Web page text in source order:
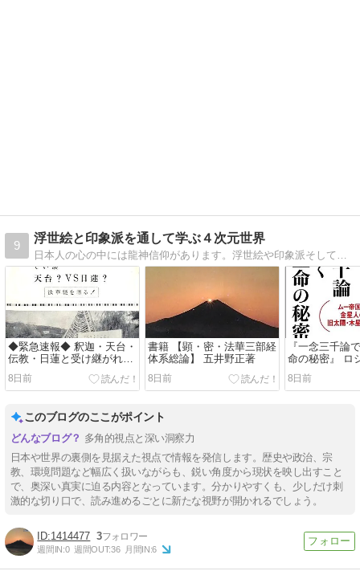
9
浮世絵と印象派を通して学ぶ４次元世界
日本人の心の中には龍神信仰があります。浮世絵や印象派そしてロシア国立芸術アカデミーの五井野正博士のファンのです。
◆緊急速報◆ 釈迦・天台・
伝教・日蓮と受け継がれた
己心の悟りを終に歴史の上
に登場させた書◆五井野正
8日前
書籍 【顕・密・法華三部経
体系総論】 五井野正著
8日前
『一念三千論
命の秘密』 ロ
ニアで【日本
れ・・・ 『天
8日前
このブログのここがポイント
多角的視点と深い洞察力
日本や世界の裏側を見据えた視点で情報を発信します。歴史や政治、宗
教、環境問題など幅広く扱いながらも、鋭い角度から現状を映し出すこと
で、奥深い真実に迫る内容となっています。分かりやすくも、少しだけ刺
激的な切り口で、読み進めるごとに新たな視野が開かれるでしょう。
1414477 3
週間IN:0 週間OUT:36 月間IN:6